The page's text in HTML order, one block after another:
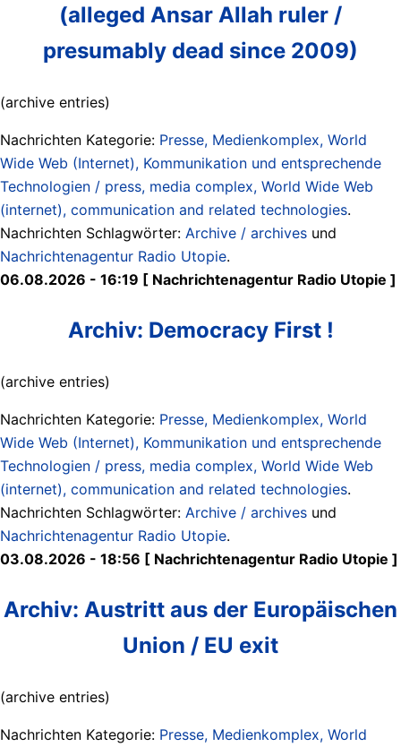
(alleged Ansar Allah ruler /
presumably dead since 2009)
(archive entries)
Nachrichten Kategorie: Presse, Medienkomplex, World
Wide Web (Internet), Kommunikation und entsprechende
Technologien / press, media complex, World Wide Web
(internet), communication and related technologies.
Nachrichten Schlagwörter: Archive / archives und
Nachrichtenagentur Radio Utopie.
06.08.2026 - 16:19 [ Nachrichtenagentur Radio Utopie ]
Archiv: Democracy First !
(archive entries)
Nachrichten Kategorie: Presse, Medienkomplex, World
Wide Web (Internet), Kommunikation und entsprechende
Technologien / press, media complex, World Wide Web
(internet), communication and related technologies.
Nachrichten Schlagwörter: Archive / archives und
Nachrichtenagentur Radio Utopie.
03.08.2026 - 18:56 [ Nachrichtenagentur Radio Utopie ]
Archiv: Austritt aus der Europäischen
Union / EU exit
(archive entries)
Nachrichten Kategorie: Presse, Medienkomplex, World